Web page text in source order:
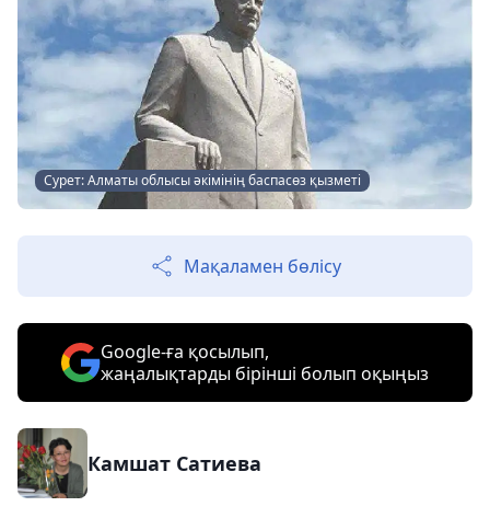
Сурет: Алматы облысы әкімінің баспасөз қызметі
Мақаламен бөлісу
Google-ға қосылып,
жаңалықтарды бірінші болып оқыңыз
Камшат Сатиева